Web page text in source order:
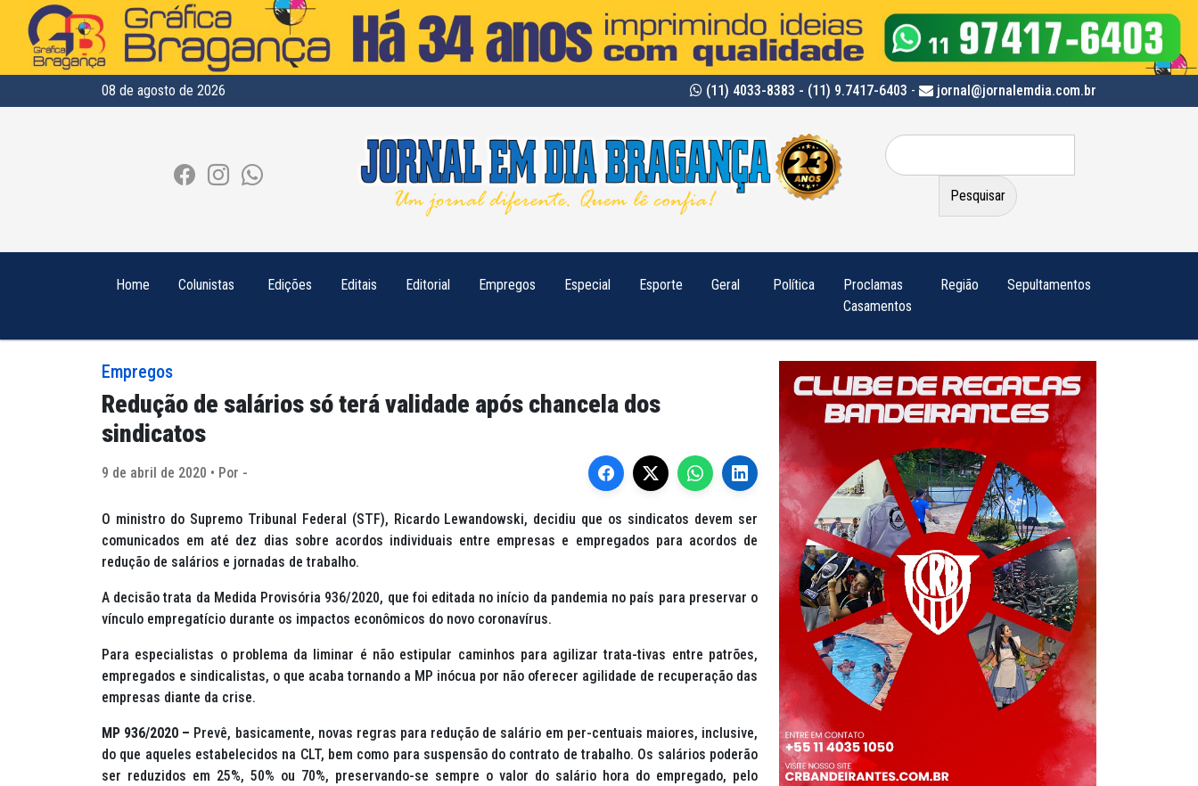
08 de agosto de 2026 (11) 4033-8383 - (11) 9.7417-6403 - jornal@jornalemdia.com.br
Pesquisar
por:
Home Colunistas Edições Editais Editorial Empregos Especial Esporte Geral Política
Proclamas
Casamentos
Região Sepultamentos
Empregos
Redução de salários só terá validade após chancela dos
sindicatos
9 de abril de 2020 • Por -
O ministro do Supremo Tribunal Federal (STF), Ricardo Lewandowski, decidiu que os sindicatos devem ser
comunicados em até dez dias sobre acordos individuais entre empresas e empregados para acordos de
redução de salários e jornadas de trabalho.
A decisão trata da Medida Provisória 936/2020, que foi editada no início da pandemia no país para preservar o
vínculo empregatício durante os impactos econômicos do novo coronavírus.
Para especialistas o problema da liminar é não estipular caminhos para agilizar trata-tivas entre patrões,
empregados e sindicalistas, o que acaba tornando a MP inócua por não oferecer agilidade de recuperação das
empresas diante da crise.
MP 936/2020 – Prevê, basicamente, novas regras para redução de salário em per-centuais maiores, inclusive,
do que aqueles estabelecidos na CLT, bem como para suspensão do contrato de trabalho. Os salários poderão
ser reduzidos em 25%, 50% ou 70%, preservando-se sempre o valor do salário hora do empregado, pelo